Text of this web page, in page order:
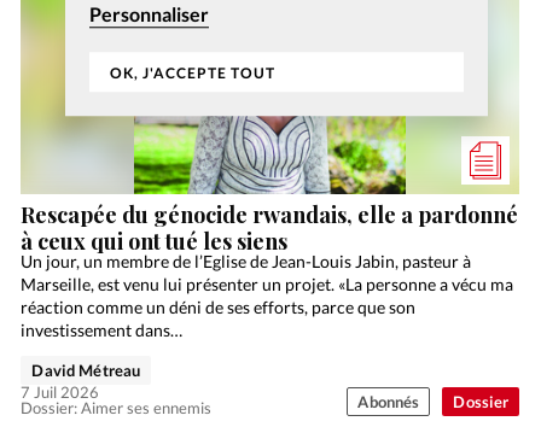
Personnaliser
OK, J'ACCEPTE TOUT
Dossier
Rescapée du génocide rwandais, elle a pardonné
à ceux qui ont tué les siens
Un jour, un membre de l’Eglise de Jean-Louis Jabin, pasteur à
Marseille, est venu lui présenter un projet. «La personne a vécu ma
réaction comme un déni de ses efforts, parce que son
investissement dans…
Dossier: Aimer ses ennemis
David Métreau
7 Juil 2026
Abonnés